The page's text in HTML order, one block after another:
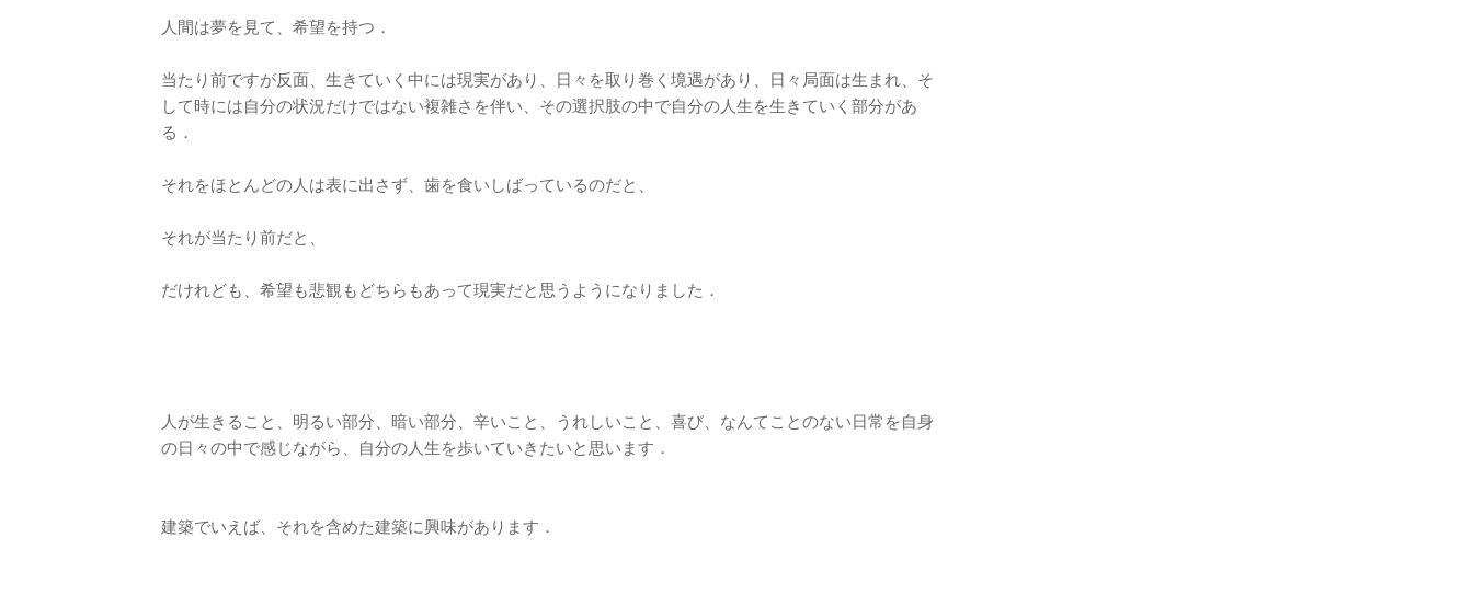
人間は夢を見て、希望を持つ．
当たり前ですが反面、生きていく中には現実があり、日々を取り巻く境遇があり、日々局面は生まれ、そ
して時には自分の状況だけではない複雑さを伴い、その選択肢の中で自分の人生を生きていく部分があ
る．
それをほとんどの人は表に出さず、歯を食いしばっているのだと、
それが当たり前だと、
だけれども、希望も悲観もどちらもあって現実だと思うようになりました．
人が生きること、明るい部分、暗い部分、辛いこと、うれしいこと、喜び、なんてことのない日常を自身
の日々の中で感じながら、自分の人生を歩いていきたいと思います．
建築でいえば、それを含めた建築に興味があります．